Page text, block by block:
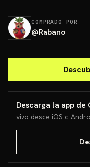
COMPRADO POR
@Rabano
Descarga la app de
vivo desde iOS o